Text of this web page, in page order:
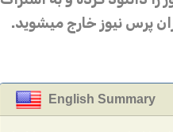
پرس نیوز خارج میشوید.
English Summary